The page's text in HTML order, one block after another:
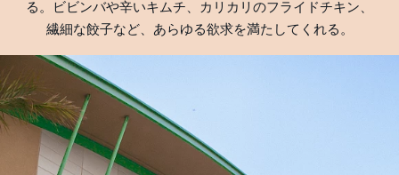
る。ビビンバや辛いキムチ、カリカリのフライドチキン、
繊細な餃子など、あらゆる欲求を満たしてくれる。